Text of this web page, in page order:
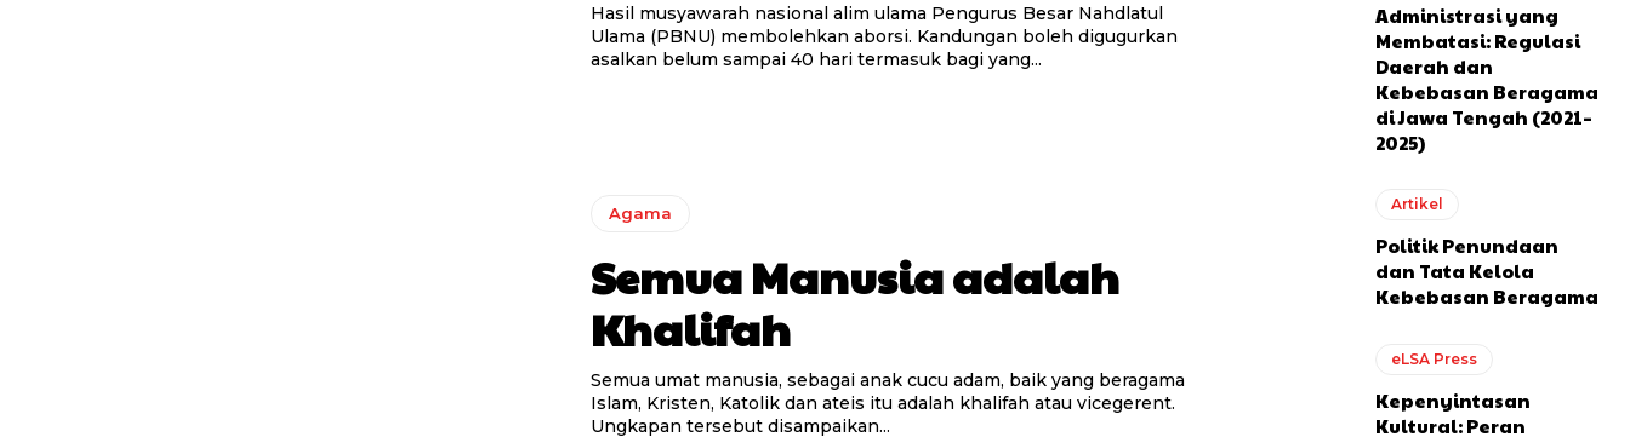
Hasil musyawarah nasional alim ulama Pengurus Besar Nahdlatul
Ulama (PBNU) membolehkan aborsi. Kandungan boleh digugurkan
asalkan belum sampai 40 hari termasuk bagi yang...
Agama
Semua Manusia adalah
Khalifah
Semua umat manusia, sebagai anak cucu adam, baik yang beragama
Islam, Kristen, Katolik dan ateis itu adalah khalifah atau vicegerent.
Ungkapan tersebut disampaikan...
Administrasi yang
Membatasi: Regulasi
Daerah dan
Kebebasan Beragama
di Jawa Tengah (2021–
2025)
Artikel
Politik Penundaan
dan Tata Kelola
Kebebasan Beragama
eLSA Press
Kepenyintasan
Kultural: Peran